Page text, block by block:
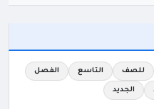
للصف التاسع الفصل
الجديد